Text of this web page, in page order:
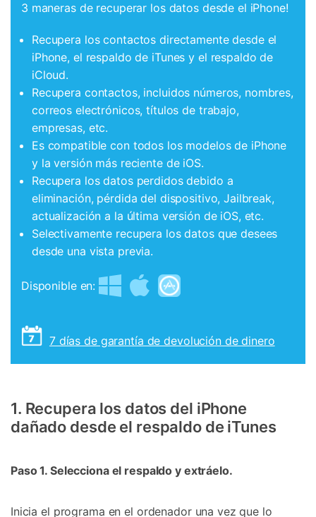
3 maneras de recuperar los datos desde el iPhone!
Recupera los contactos directamente desde el
iPhone, el respaldo de iTunes y el respaldo de
iCloud.
Recupera contactos, incluidos números, nombres,
correos electrónicos, títulos de trabajo,
empresas, etc.
Es compatible con todos los modelos de iPhone
y la versión más reciente de iOS.
Recupera los datos perdidos debido a
eliminación, pérdida del dispositivo, Jailbreak,
actualización a la última versión de iOS, etc.
Selectivamente recupera los datos que desees
desde una vista previa.
Disponible en:
7 días de garantía de devolución de dinero
1. Recupera los datos del iPhone
dañado desde el respaldo de iTunes
Paso 1. Selecciona el respaldo y extráelo.
Inicia el programa en el ordenador una vez que lo